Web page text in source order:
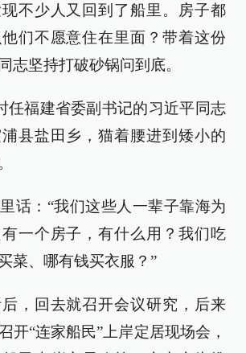
不少人又回到了船里。房子都
们不愿意住在里面？带着这份
志坚持打破砂锅问到底。
任福建省委副书记的习近平同志
县盐田乡，猫着腰进到矮小的
话：“我们这些人一辈子靠海为
一个房子，有什么用？我们吃
菜、哪有钱买衣服？”
，回去就召开会议研究，后来
开“连家船民”上岸定居现场会，